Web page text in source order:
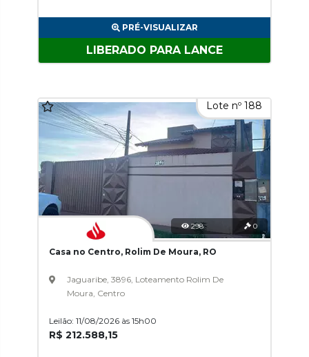
PRÉ-VISUALIZAR
LIBERADO PARA LANCE
Lote nº 188
298 0
Casa no Centro, Rolim De Moura, RO
Jaguaribe, 3896, Loteamento Rolim De
Moura, Centro
Leilão: 11/08/2026 às 15h00
R$ 212.588,15